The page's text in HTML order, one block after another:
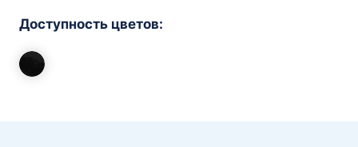
Доступность цветов: